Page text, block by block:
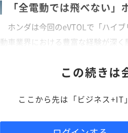
「全電動では飛べない」
ホンダは今回のeVTOLで「ハイ
動車業界における豊富な経験が深く
この続きは
ここから先は「ビジネス+IT